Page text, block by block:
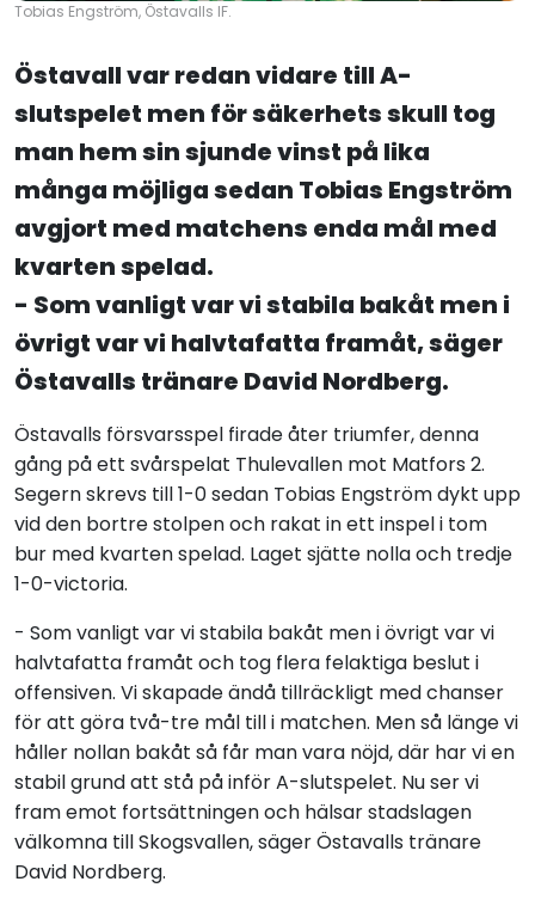
Tobias Engström, Östavalls IF.
Östavall var redan vidare till A-
slutspelet men för säkerhets skull tog
man hem sin sjunde vinst på lika
många möjliga sedan Tobias Engström
avgjort med matchens enda mål med
kvarten spelad.
- Som vanligt var vi stabila bakåt men i
övrigt var vi halvtafatta framåt, säger
Östavalls tränare David Nordberg.
Östavalls försvarsspel firade åter triumfer, denna
gång på ett svårspelat Thulevallen mot Matfors 2.
Segern skrevs till 1-0 sedan Tobias Engström dykt upp
vid den bortre stolpen och rakat in ett inspel i tom
bur med kvarten spelad. Laget sjätte nolla och tredje
1-0-victoria.
- Som vanligt var vi stabila bakåt men i övrigt var vi
halvtafatta framåt och tog flera felaktiga beslut i
offensiven. Vi skapade ändå tillräckligt med chanser
för att göra två-tre mål till i matchen. Men så länge vi
håller nollan bakåt så får man vara nöjd, där har vi en
stabil grund att stå på inför A-slutspelet. Nu ser vi
fram emot fortsättningen och hälsar stadslagen
välkomna till Skogsvallen, säger Östavalls tränare
David Nordberg.